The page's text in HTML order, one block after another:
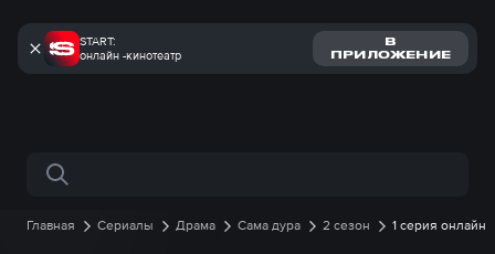
START:
онлайн -кинотеатр
В
ПРИЛОЖЕНИЕ
Поиск по сайту
Главная Сериалы Драма Сама дура 2 сезон 1 серия онлайн